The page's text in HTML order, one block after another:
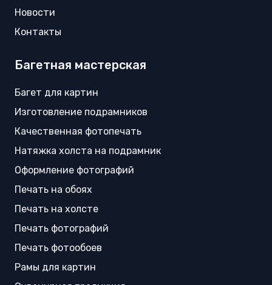
Новости
Контакты
Багетная мастерская
Багет для картин
Изготовление подрамников
Качественная фотопечать
Натяжка холста на подрамник
Оформление фотографий
Печать на обоях
Печать на холсте
Печать фотографий
Печать фотообоев
Рамы для картин